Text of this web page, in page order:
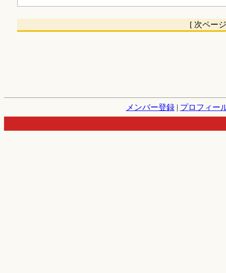
[ 次ペ
メンバー登録| プロフィー